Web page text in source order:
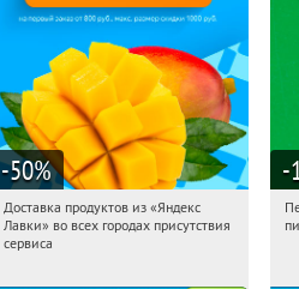
-50%
11:49:57 Получили:
Россия
Доставка продуктов из «Яндекс
Лавки» во всех городах присутствия
сервиса
-